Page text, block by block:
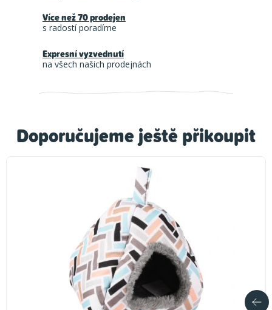
Doporučujeme ještě přikoupit
Více než 70 prodejen
s radostí poradíme
Expresní vyzvednutí
na všech našich prodejnách